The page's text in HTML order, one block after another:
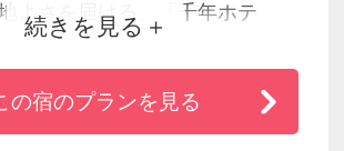
よさを届ける、「千年ホテ
の自然と生きる知恵と、細やか
生まれる、
続きを見る
の宿のプランを見る